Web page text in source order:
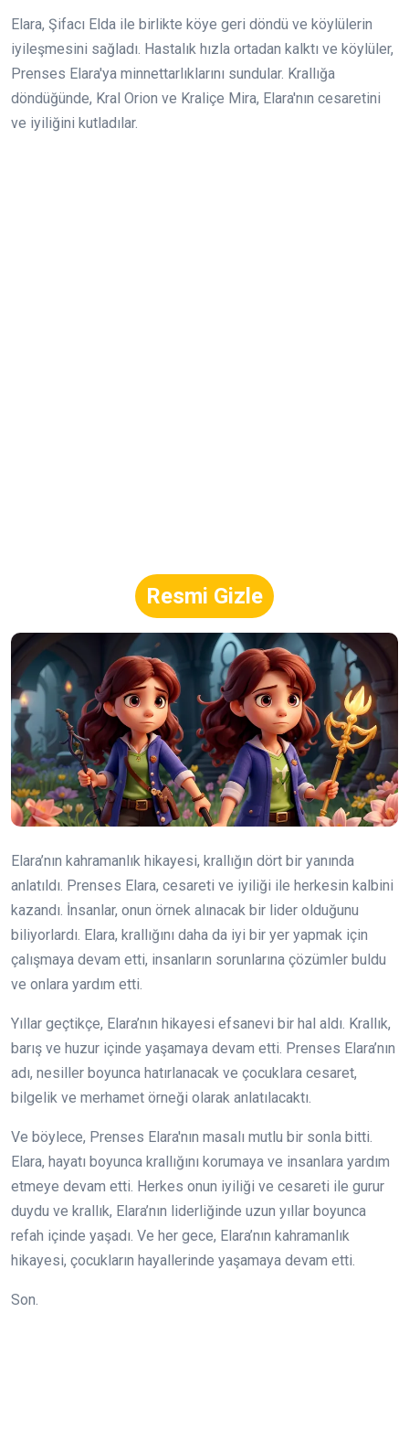
Elara, Şifacı Elda ile birlikte köye geri döndü ve köylülerin
iyileşmesini sağladı. Hastalık hızla ortadan kalktı ve köylüler,
Prenses Elara'ya minnettarlıklarını sundular. Krallığa
döndüğünde, Kral Orion ve Kraliçe Mira, Elara'nın cesaretini
ve iyiliğini kutladılar.
Resmi Gizle
Elara’nın kahramanlık hikayesi, krallığın dört bir yanında
anlatıldı. Prenses Elara, cesareti ve iyiliği ile herkesin kalbini
kazandı. İnsanlar, onun örnek alınacak bir lider olduğunu
biliyorlardı. Elara, krallığını daha da iyi bir yer yapmak için
çalışmaya devam etti, insanların sorunlarına çözümler buldu
ve onlara yardım etti.
Yıllar geçtikçe, Elara’nın hikayesi efsanevi bir hal aldı. Krallık,
barış ve huzur içinde yaşamaya devam etti. Prenses Elara’nın
adı, nesiller boyunca hatırlanacak ve çocuklara cesaret,
bilgelik ve merhamet örneği olarak anlatılacaktı.
Ve böylece, Prenses Elara'nın masalı mutlu bir sonla bitti.
Elara, hayatı boyunca krallığını korumaya ve insanlara yardım
etmeye devam etti. Herkes onun iyiliği ve cesareti ile gurur
duydu ve krallık, Elara’nın liderliğinde uzun yıllar boyunca
refah içinde yaşadı. Ve her gece, Elara’nın kahramanlık
hikayesi, çocukların hayallerinde yaşamaya devam etti.
Son.